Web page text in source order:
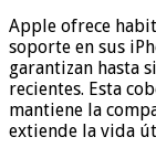
Apple ofrece
soporte en sus
garantizan hasta
recientes. Esta
mantiene la
extiende la vida